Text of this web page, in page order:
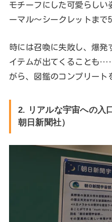
モチーフにした可愛らしい
ーマル〜シークレットまで5
時には召喚に失敗し、爆発
イテムが出てくることも
がら、図鑑のコンプリート
2. リアルな宇宙への入
朝日新聞社）